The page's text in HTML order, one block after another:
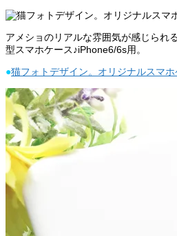
アメショのリアルな雰囲気が感じられ
型スマホケース♪iPhone6/6s用。
●猫フォトデザイン。オリジナルスマ